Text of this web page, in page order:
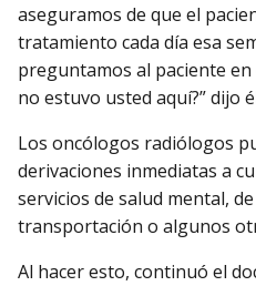
aseguramos de que el
tratamiento cada día esa
preguntamos al paciente en
no estuvo usted aquí?” dijo
Los oncólogos radiólogos
derivaciones inmediatas a
servicios de salud mental,
transportación o algunos
Al hacer esto, continuó el